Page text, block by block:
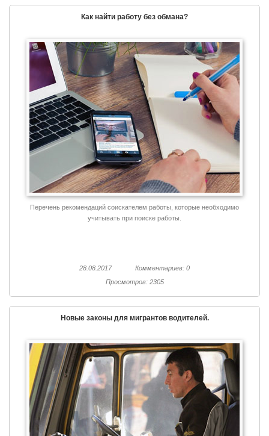
Как найти работу без обмана?
Перечень рекомендаций соискателем работы, которые необходимо
учитывать при поиске работы.
28.08.2017
Комментариев: 0
Просмотров: 2305
Новые законы для мигрантов водителей.